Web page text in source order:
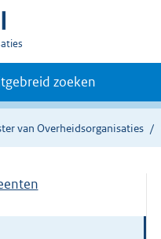
zoeken
van Overheidsorganisaties